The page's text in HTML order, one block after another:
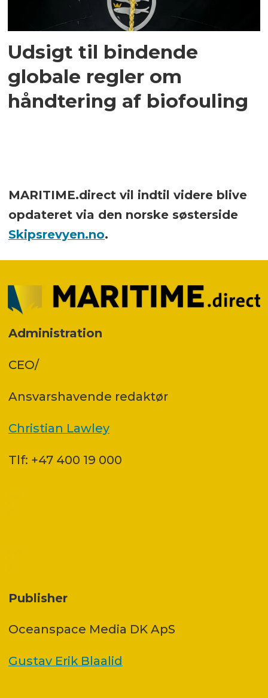
Udsigt til bindende
globale regler om
håndtering af biofouling
MARITIME.direct vil indtil videre blive
opdateret via den norske søsterside
Skipsrevyen.no.
Administration
CEO/
Ansvars­havende redaktør
Christian Lawley
Tlf: +47 400 19 000
Publisher
Oceanspace Media DK ApS
Gustav Erik Blaalid